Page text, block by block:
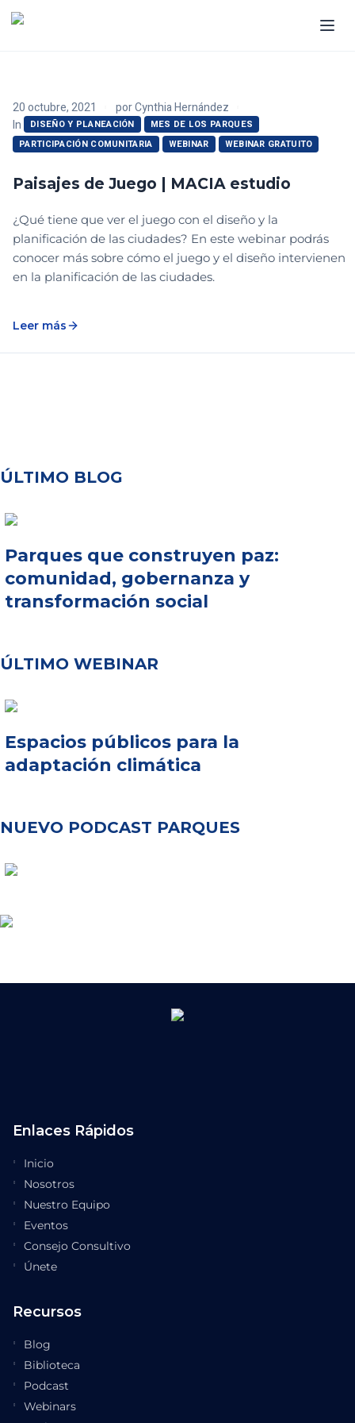
20 octubre, 2021 porCynthia Hernández
In
DISEÑO Y PLANEACIÓN
MES DE LOS PARQUES
PARTICIPACIÓN COMUNITARIA
WEBINAR WEBINAR GRATUITO
Paisajes de Juego | MACIA estudio
¿Qué tiene que ver el juego con el diseño y la
planificación de las ciudades? En este webinar podrás
conocer más sobre cómo el juego y el diseño intervienen
en la planificación de las ciudades.
Leer más
ÚLTIMO BLOG
Parques que construyen paz:
comunidad, gobernanza y
transformación social
ÚLTIMO WEBINAR
Espacios públicos para la
adaptación climática
NUEVO PODCAST PARQUES
Enlaces Rápidos
Inicio
Nosotros
Nuestro Equipo
Eventos
Consejo Consultivo
Únete
Recursos
Blog
Biblioteca
Podcast
Webinars